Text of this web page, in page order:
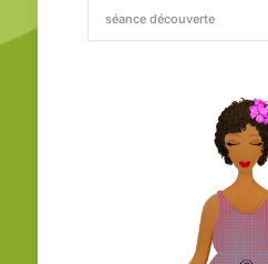
séance découverte